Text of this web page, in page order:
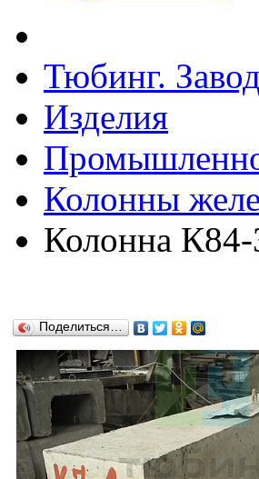
Тюбинг.
Изделия
Колонны
Колонна
Поделиться…